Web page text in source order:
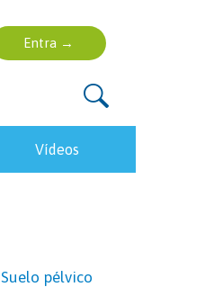
vídeos
Suelo pélvico